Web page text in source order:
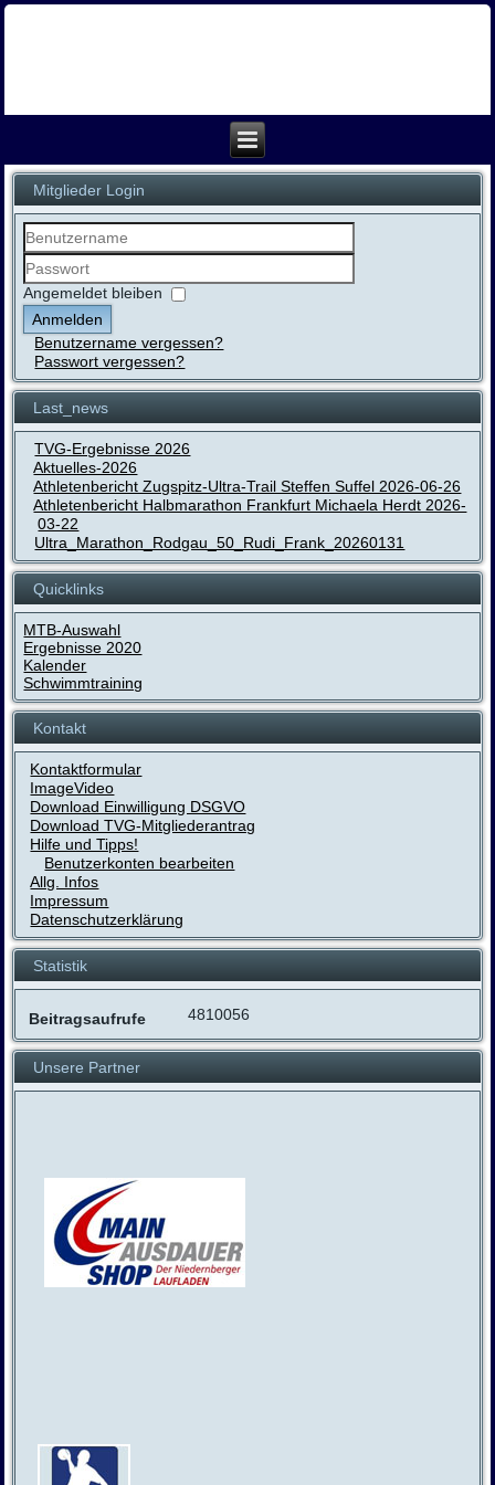
Mitglieder Login
Benutzername
Passwort
Angemeldet bleiben
Anmelden
Benutzername vergessen?
Passwort vergessen?
Last_news
TVG-Ergebnisse 2026
Aktuelles-2026
Athletenbericht Zugspitz-Ultra-Trail Steffen Suffel 2026-06-26
Athletenbericht Halbmarathon Frankfurt Michaela Herdt 2026-
03-22
Ultra_Marathon_Rodgau_50_Rudi_Frank_20260131
Quicklinks
MTB-Auswahl
Ergebnisse 2020
Kalender
Schwimmtraining
Kontakt
Kontaktformular
ImageVideo
Download Einwilligung DSGVO
Download TVG-Mitgliederantrag
Hilfe und Tipps!
Benutzerkonten bearbeiten
Allg. Infos
Impressum
Datenschutzerklärung
Statistik
Beitragsaufrufe 4810056
Unsere Partner